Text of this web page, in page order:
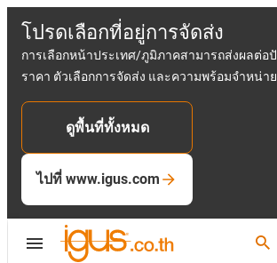
โปรดเลือกที่อยู่การจัดส่ง
การเลือกหน้าประเทศ/ภูมิภาคสามารถส่งผลต่อ
ราคา ตัวเลือกการจัดส่ง และความพร้อมจำหน่
ดูพื้นที่ทั้งหมด
ไปที่ www.igus.com